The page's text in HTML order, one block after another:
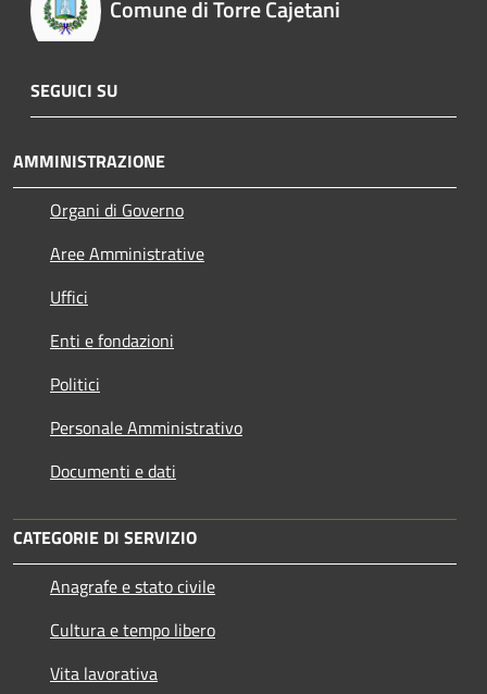
Comune di Torre Cajetani
SEGUICI SU
AMMINISTRAZIONE
Organi di Governo
Aree Amministrative
Uffici
Enti e fondazioni
Politici
Personale Amministrativo
Documenti e dati
CATEGORIE DI SERVIZIO
Anagrafe e stato civile
Cultura e tempo libero
Vita lavorativa